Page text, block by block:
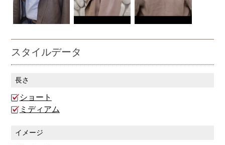
スタイルデータ
長さ
ショート
ミディアム
イメージ